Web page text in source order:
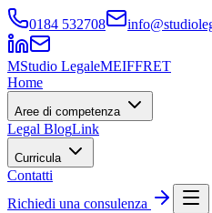
0184 532708
MStudio LegaleMEIFFRET
Home
Aree di competenza
Legal BlogLink
Curricula
Contatti
Richiedi una consulenza